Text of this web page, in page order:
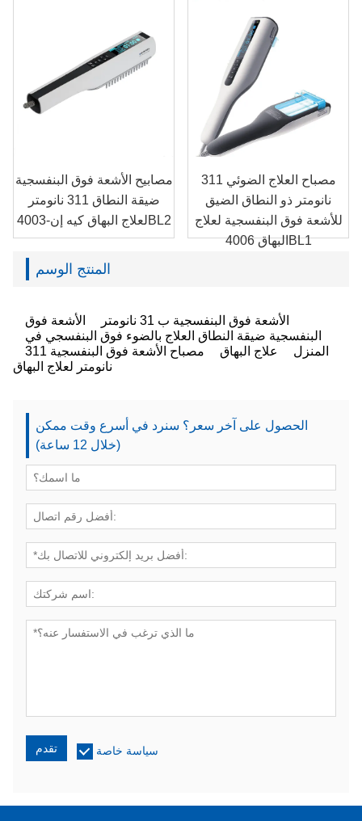
مصابيح الأشعة فوق البنفسجية
ضيقة النطاق 311 نانومتر
لعلاج البهاق كيه إن-4003BL2
مصباح العلاج الضوئي 311
نانومتر ذو النطاق الضيق
للأشعة فوق البنفسجية لعلاج
البهاق 4006BL1
المنتج الوسم
الأشعة فوق البنفسجية ب 31 نانومتر
الأشعة فوق
البنفسجية ضيقة النطاق العلاج بالضوء فوق البنفسجي في
المنزل
علاج البهاق
مصباح الأشعة فوق البنفسجية 311
نانومتر لعلاج البهاق
الحصول على آخر سعر؟ سنرد في أسرع وقت ممكن
(خلال 12 ساعة)
تقدم سياسة خاصة